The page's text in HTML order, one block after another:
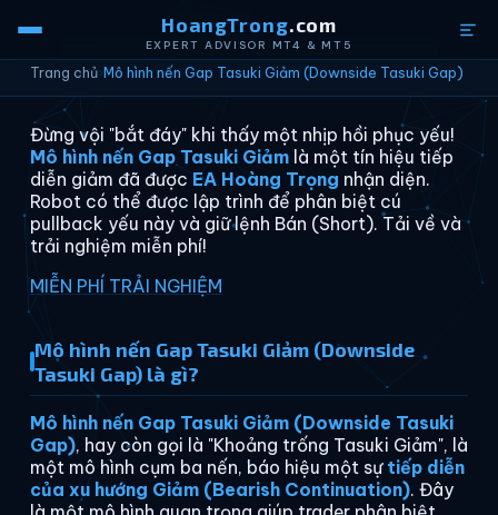
HoangTrong.com
EXPERT ADVISOR MT4 & MT5
Trang chủ› Mô hình nến Gap Tasuki Giảm (Downside Tasuki Gap)
Đừng vội "bắt đáy" khi thấy một nhịp hồi phục yếu!
Mô hình nến Gap Tasuki Giảmlà một tín hiệu tiếp
diễn giảm đã được EA Hoàng Trọng nhận diện.
Robot có thể được lập trình để phân biệt cú
pullback yếu này và giữ lệnh Bán (Short). Tải về và
trải nghiệm miễn phí!
MIỄN PHÍ TRẢI NGHIỆM
Mô hình nến Gap Tasuki Giảm (Downside
Tasuki Gap) là gì?
Mô hình nến Gap Tasuki Giảm (Downside Tasuki
Gap), hay còn gọi là "Khoảng trống Tasuki Giảm", là
một mô hình cụm ba nến, báo hiệu một sự tiếp diễn
của xu hướng Giảm (Bearish Continuation). Đây